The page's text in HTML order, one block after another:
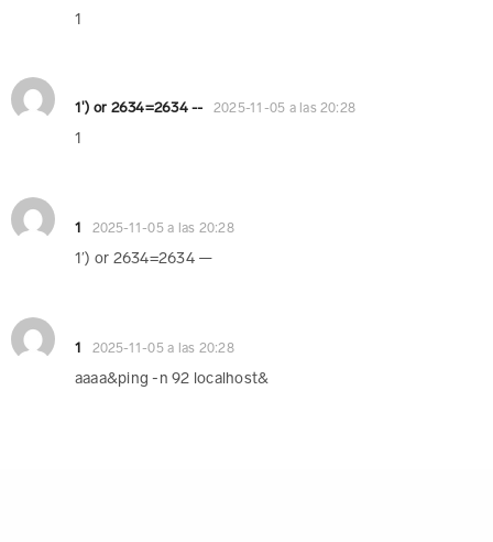
1
1') or 2634=2634 -- 2025-11-05 a las 20:28
1
1 2025-11-05 a las 20:28
1′) or 2634=2634 —
1 2025-11-05 a las 20:28
aaaa&ping -n 92 localhost&